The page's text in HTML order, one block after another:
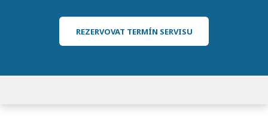
REZERVOVAT TERMÍN SERVISU